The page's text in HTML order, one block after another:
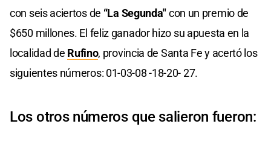
con seis aciertos de “La Segunda"con un premio de
$650 millones. El feliz ganador hizo su apuesta en la
localidad de Rufino, provincia de Santa Fe y acertó los
siguientes números: 01-03-08 -18-20- 27.
Los otros números que salieron fueron: